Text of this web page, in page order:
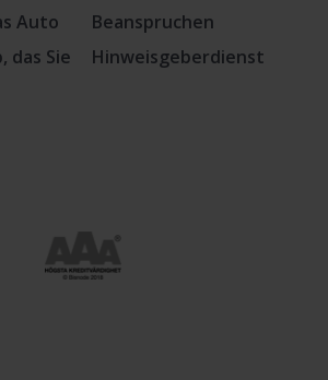
Auto
das Sie
Beanspruchen
Hinweisgeberdienst